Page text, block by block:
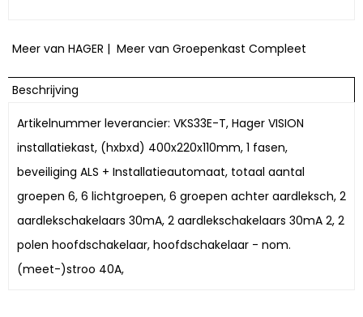
Meer van HAGER | Meer van Groepenkast Compleet
Beschrijving
Artikelnummer leverancier: VKS33E-T, Hager VISION
installatiekast, (hxbxd) 400x220x110mm, 1 fasen,
beveiliging ALS + Installatieautomaat, totaal aantal
groepen 6, 6 lichtgroepen, 6 groepen achter aardleksch, 2
aardlekschakelaars 30mA, 2 aardlekschakelaars 30mA 2, 2
polen hoofdschakelaar, hoofdschakelaar - nom.
(meet-)stroo 40A,